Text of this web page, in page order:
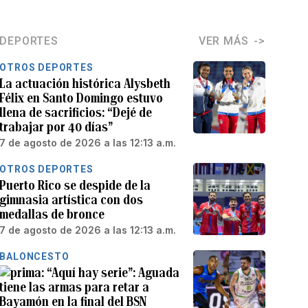
DEPORTES VER MÁS
OTROS DEPORTES
La actuación histórica Alysbeth
Félix en Santo Domingo estuvo
llena de sacrificios: “Dejé de
trabajar por 40 días”
7 de agosto de 2026 a las 12:13 a.m.
OTROS DEPORTES
Puerto Rico se despide de la
gimnasia artística con dos
medallas de bronce
7 de agosto de 2026 a las 12:13 a.m.
BALONCESTO
“Aquí hay serie”: Aguada
tiene las armas para retar a
Bayamón en la final del BSN